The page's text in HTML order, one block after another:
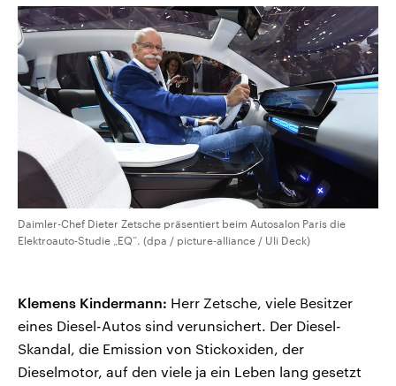
Daimler-Chef Dieter Zetsche präsentiert beim Autosalon Paris die
Elektroauto-Studie „EQ“. (dpa / picture-alliance / Uli Deck)
Klemens Kindermann: Herr Zetsche, viele Besitzer
eines Diesel-Autos sind verunsichert. Der Diesel-
Skandal, die Emission von Stickoxiden, der
Dieselmotor, auf den viele ja ein Leben lang gesetzt